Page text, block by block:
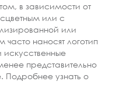
в зависимости от
или с
или
наносят логотип
представительно
Подробнее узнать о